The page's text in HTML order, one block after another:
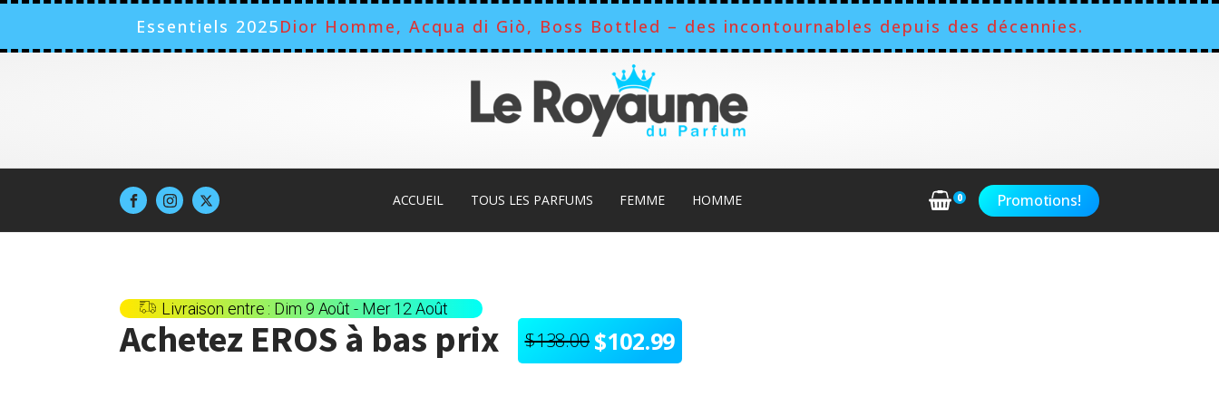
Essentiels 2025Dior Homme, Acqua di Giò, Boss Bottled – des incontournables depuis des décennies.
ACCUEIL TOUS LES PARFUMS FEMME HOMME 0 Promotions!
Livraison entre : Dim 9 Août - Mer 12 Août
Achetez EROSà bas prix $138.00
Le
$102.99
Le